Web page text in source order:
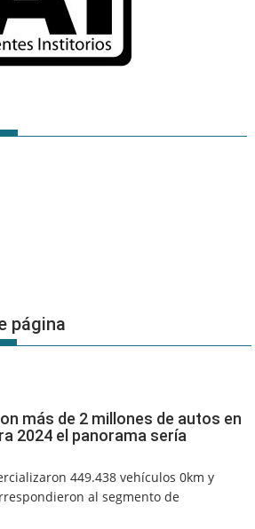
página
más de 2 millones de autos en
2024 el panorama sería
449.438 vehículos 0km y
al segmento de